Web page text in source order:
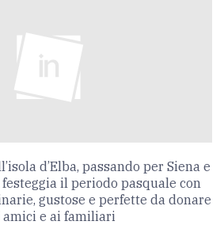
d’Elba, passando per Siena e
il periodo pasquale con
gustose e perfette da donare
amici e ai familiari